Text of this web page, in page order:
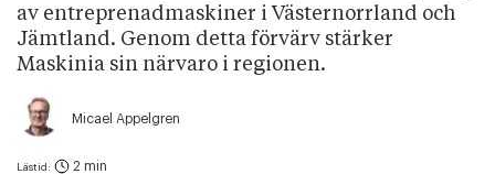
av entreprenadmaskiner i Västernorrland och
Jämtland. Genom detta förvärv stärker
Maskinia sin närvaro i regionen.
Micael Appelgren
Lästid: 2 min